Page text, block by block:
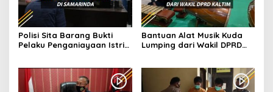
Polisi Sita Barang Bukti
Pelaku Penganiayaan Istri
Bantuan Alat Musik Kuda
Lumping dari Wakil DPRD